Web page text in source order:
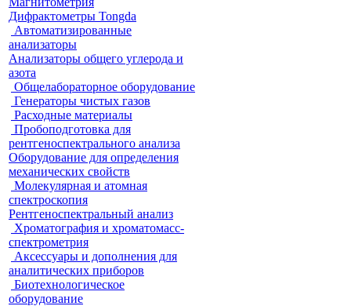
Дифрактометры Tongda
Автоматизированные
анализаторы
Анализаторы общего углерода и
азота
Общелабораторное оборудование
Генераторы чистых газов
Расходные материалы
Пробоподготовка для
рентгеноспектрального анализа
Оборудование для определения
механических свойств
Молекулярная и атомная
спектроскопия
Рентгеноспектральный анализ
Хроматография и хроматомасс-
спектрометрия
Аксессуары и дополнения для
аналитических приборов
Биотехнологическое
оборудование